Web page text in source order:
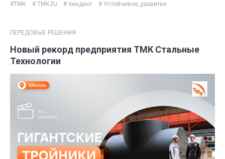
#ТМК # ТМК2U # лендинг # Устойчивое_развитие
ПЕРЕДОВЫЕ РЕШЕНИЯ
Новый рекорд предприятия ТМК Стальные
Технологии